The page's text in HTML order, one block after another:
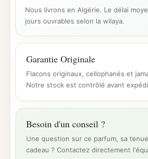
Nous livrons en Algérie. Le délai
jours ouvrables selon la wilaya.
Garantie Originale
Flacons originaux, cellophanés et
Notre stock est contrôlé avant
Besoin d'un conseil ?
Une question sur ce parfum, sa
cadeau ? Contactez directement